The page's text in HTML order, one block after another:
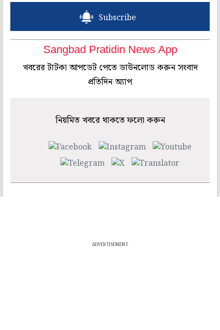
Subscribe
Sangbad Pratidin News App
খবরের টাটকা আপডেট পেতে ডাউনলোড করুন সংবাদ
প্রতিদিন অ্যাপ
নিয়মিত খবরে থাকতে ফলো করুন
ADVERTISEMENT